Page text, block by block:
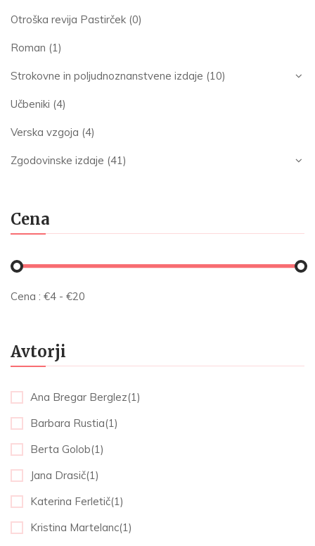
Otroška revija Pastirček (0)
Roman (1)
Strokovne in poljudnoznanstvene izdaje (10)
Učbeniki (4)
Verska vzgoja (4)
Zgodovinske izdaje (41)
Cena
Cena : €4 - €20
Avtorji
Ana Bregar Berglez(1)
Barbara Rustia(1)
Berta Golob(1)
Jana Drasič(1)
Katerina Ferletič(1)
Kristina Martelanc(1)